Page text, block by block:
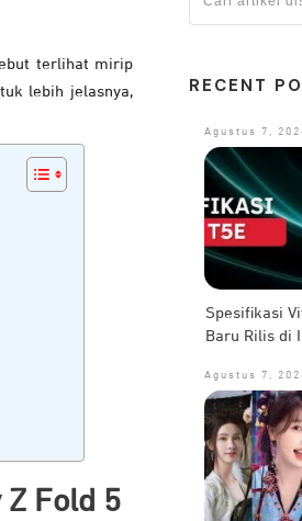
terlihat mirip
lebih jelasnya,
Fold 5
RECENT
Agustus 7,
Spesifikasi
Baru Rilis di
Agustus 7,